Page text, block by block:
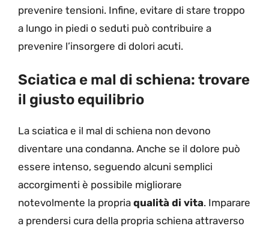
prevenire tensioni. Infine, evitare di stare troppo
a lungo in piedi o seduti può contribuire a
prevenire l’insorgere di dolori acuti.
Sciatica e mal di schiena: trovare
il giusto equilibrio
La sciatica e il mal di schiena non devono
diventare una condanna. Anche se il dolore può
essere intenso, seguendo alcuni semplici
accorgimenti è possibile migliorare
notevolmente la propria qualità di vita. Imparare
a prendersi cura della propria schiena attraverso